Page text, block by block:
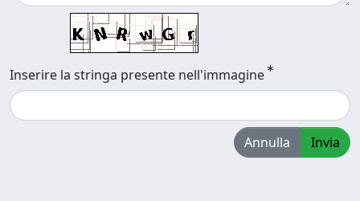
Inserire la stringa presente nell'immagine
Annulla Invia